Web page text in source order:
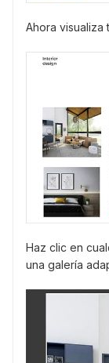
Ahora
Haz clic en
una galería